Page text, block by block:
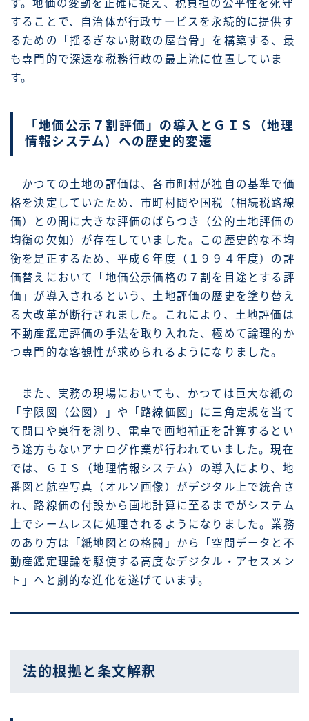
す。地価の変動を正確に捉え、税負担の公平性を死守
することで、自治体が行政サービスを永続的に提供す
るための「揺るぎない財政の屋台骨」を構築する、最
も専門的で深遠な税務行政の最上流に位置していま
す。
「地価公示７割評価」の導入とＧＩＳ（地理
情報システム）への歴史的変遷
かつての土地の評価は、各市町村が独自の基準で価
格を決定していたため、市町村間や国税（相続税路線
価）との間に大きな評価のばらつき（公的土地評価の
均衡の欠如）が存在していました。この歴史的な不均
衡を是正するため、平成６年度（１９９４年度）の評
価替えにおいて「地価公示価格の７割を目途とする評
価」が導入されるという、土地評価の歴史を塗り替え
る大改革が断行されました。これにより、土地評価は
不動産鑑定評価の手法を取り入れた、極めて論理的か
つ専門的な客観性が求められるようになりました。
また、実務の現場においても、かつては巨大な紙の
「字限図（公図）」や「路線価図」に三角定規を当て
て間口や奥行を測り、電卓で画地補正を計算するとい
う途方もないアナログ作業が行われていました。現在
では、ＧＩＳ（地理情報システム）の導入により、地
番図と航空写真（オルソ画像）がデジタル上で統合さ
れ、路線価の付設から画地計算に至るまでがシステム
上でシームレスに処理されるようになりました。業務
のあり方は「紙地図との格闘」から「空間データと不
動産鑑定理論を駆使する高度なデジタル・アセスメン
ト」へと劇的な進化を遂げています。
法的根拠と条文解釈